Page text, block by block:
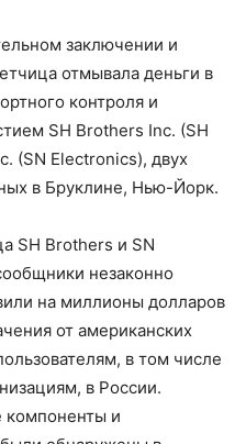
заключении и
отмывала деньги в
контроля и
SH Brothers Inc. (SH
(SN Electronics), двух
в Бруклине, Нью-Йорк.
SH Brothers и SN
незаконно
на миллионы долларов
от американских
в том числе
в России.
компоненты и